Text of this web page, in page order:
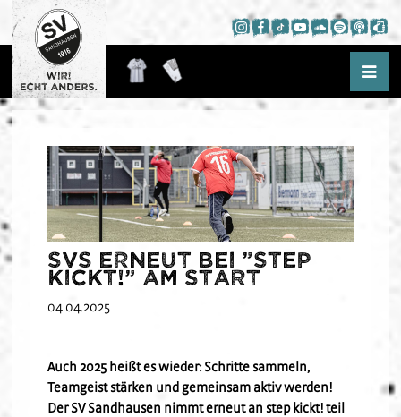
Aktuelles
News
Presse
Hardtwald-Hörfunk
Hardtwald-TV
Podcast
Saison
Kader
Spielplan
Tabelle
Statistik
Hardtwald-Challenge
Fanausschuss
Fanclubs
Verein
Jetzt Mitglied werden
Kids-Club
Teams
U19
Schulkooperationen
SVS erneut bei "step
kickt!" am Start
04.04.2025
Auch 2025 heißt es wieder: Schritte sammeln,
Teamgeist stärken und gemeinsam aktiv werden!
Der SV Sandhausen nimmt erneut an step kickt! teil